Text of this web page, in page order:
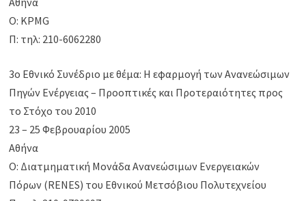
Ο: KPMG
Π: τηλ: 210-6062280
3ο Εθνικό Συνέδριο με θέμα: Η εφαρμογή των Ανανεώσιμων
Πηγών Ενέργειας – Προοπτικές και Προτεραιότητες προς
το Στόχο του 2010
23 – 25 Φεβρουαρίου 2005
Αθήνα
Ο: Διατμηματική Μονάδα Ανανεώσιμων Ενεργειακών
Πόρων (RENES) του Εθνικού Μετσόβιου Πολυτεχνείου